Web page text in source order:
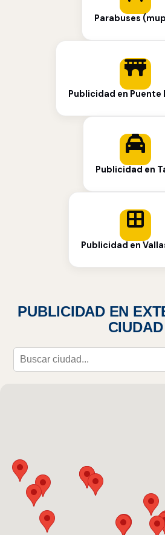
Parabuses
Publicidad en Puente
Publicidad en
Publicidad en
PUBLICIDAD EN
CIUDAD